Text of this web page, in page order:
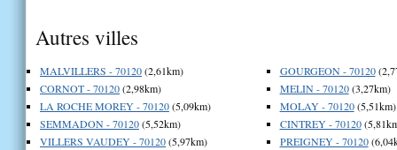
Autres villes
MALVILLERS - 70120(2,61km)
CORNOT - 70120(2,98km)
LA ROCHE MOREY - 70120(5,09km)
SEMMADON - 70120(5,52km)
VILLERS VAUDEY - 70120(5,97km)
GOURGEON - 70120
MELIN - 70120(3,27km)
MOLAY - 70120(5,51km)
CINTREY - 70120
PREIGNEY - 70120